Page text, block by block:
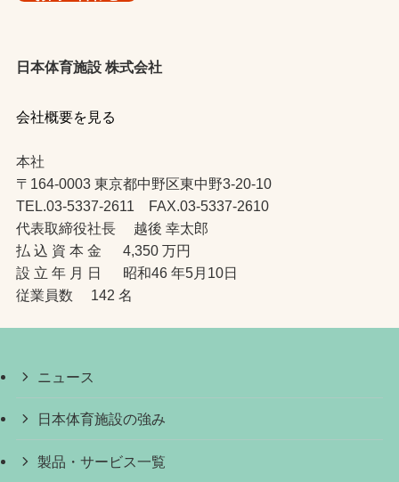
日本体育施設 株式会社
会社概要を見る
本社
〒164-0003 東京都中野区東中野3-20-10
TEL.03-5337-2611 FAX.03-5337-2610
代表取締役社長 越後 幸太郎
払 込 資 本 金 4,350 万円
設 立 年 月 日 昭和46 年5月10日
従業員数 142 名
ニュース
日本体育施設の強み
製品・サービス一覧